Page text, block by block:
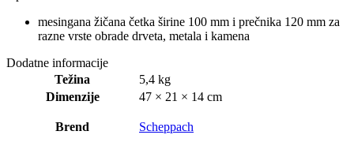
mesingana žičana četka širine 100 mm i prečnika 120 mm za
razne vrste obrade drveta, metala i kamena
Dodatne informacije
Težina
5,4 kg
Dimenzije
47 × 21 × 14 cm
Brend Scheppach